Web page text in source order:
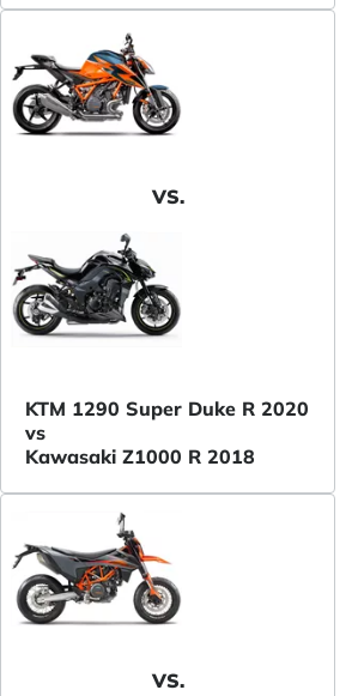
VS.
KTM 1290 Super Duke R 2020
vs
Kawasaki Z1000 R 2018
VS.